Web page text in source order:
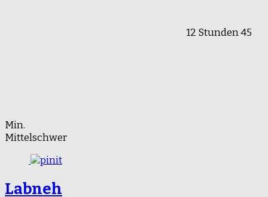
12 Stunden 45
Min.
Mittelschwer
Labneh